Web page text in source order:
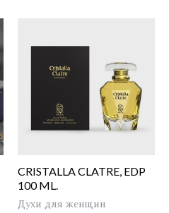
CRISTALLA CLATRE, EDP
100 ML.
Духи для женщин